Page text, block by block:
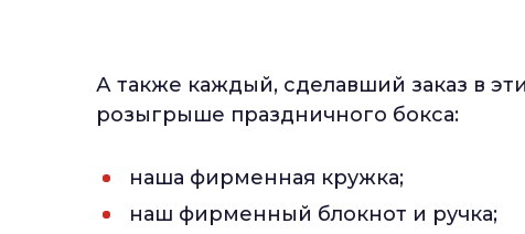
А также каждый, сделавший заказ в
розыгрыше праздничного бокса:
наша фирменная кружка;
наш фирменный блокнот и ручка;